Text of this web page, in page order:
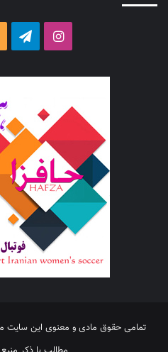
اینستاگرام
تمامی حقوق مادی و معنوی این سایت